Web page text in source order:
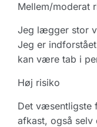
Mellem/moderat
Jeg lægger stor
Jeg er
kan være tab i
Høj risiko
Det væsentligste
afkast, også selv